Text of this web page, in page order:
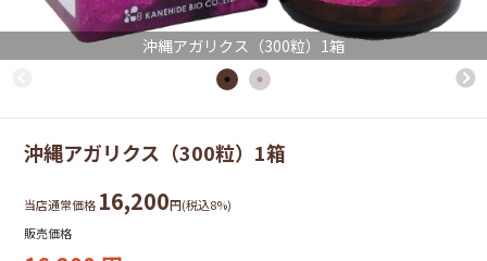
沖縄アガリクス（300粒）1箱
沖縄アガリクス（300粒）1箱
当店通常価格 16,200円(税込8%)
販売価格